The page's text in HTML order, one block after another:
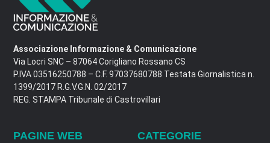
Associazione Informazione & Comunicazione
Via Locri SNC – 87064 Corigliano Rossano CS
P.IVA 03516250788 – C.F. 97037680788 Testata Giornalistica n.
1399/2017 R.G.V.G.N. 02/2017
REG. STAMPA Tribunale di Castrovillari
PAGINE WEB CATEGORIE